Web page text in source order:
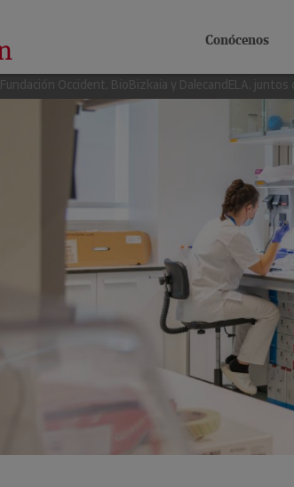
Conócenos
Fundación Occident, BioBizkaia y DalecandELA, juntos